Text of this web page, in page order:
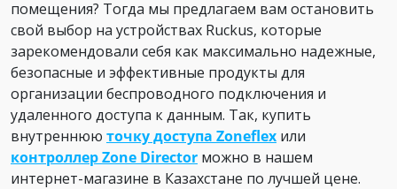
помещения? Тогда мы предлагаем вам остановить
свой выбор на устройствах Ruckus, которые
зарекомендовали себя как максимально надежные,
безопасные и эффективные продукты для
организации беспроводного подключения и
удаленного доступа к данным. Так, купить
внутреннюю точку доступа Zoneflex или
контроллер Zone Director можно в нашем
интернет-магазине в Казахстане по лучшей цене.